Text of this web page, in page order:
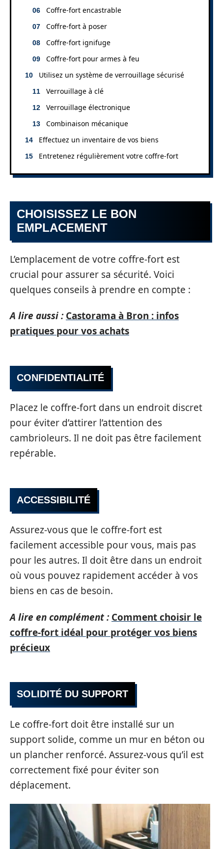
Coffre-fort encastrable
Coffre-fort à poser
Coffre-fort ignifuge
Coffre-fort pour armes à feu
Utilisez un système de verrouillage sécurisé
Verrouillage à clé
Verrouillage électronique
Combinaison mécanique
Effectuez un inventaire de vos biens
Entretenez régulièrement votre coffre-fort
CHOISISSEZ LE BON
EMPLACEMENT
L’emplacement de votre coffre-fort est
crucial pour assurer sa sécurité. Voici
quelques conseils à prendre en compte :
A lire aussi : Castorama à Bron : infos
pratiques pour vos achats
CONFIDENTIALITÉ
Placez le coffre-fort dans un endroit discret
pour éviter d’attirer l’attention des
cambrioleurs. Il ne doit pas être facilement
repérable.
ACCESSIBILITÉ
Assurez-vous que le coffre-fort est
facilement accessible pour vous, mais pas
pour les autres. Il doit être dans un endroit
où vous pouvez rapidement accéder à vos
biens en cas de besoin.
A lire en complément : Comment choisir le
coffre-fort idéal pour protéger vos biens
précieux
SOLIDITÉ DU SUPPORT
Le coffre-fort doit être installé sur un
support solide, comme un mur en béton ou
un plancher renforcé. Assurez-vous qu’il est
correctement fixé pour éviter son
déplacement.